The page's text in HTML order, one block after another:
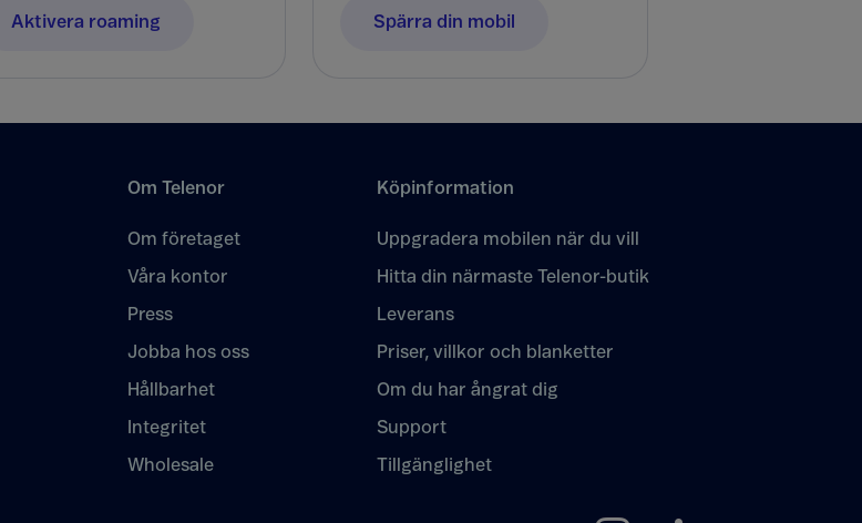
Aktivera roaming Spärra din mobil
Om Telenor
Om företaget
Våra kontor
Press
Jobba hos oss
Hållbarhet
Integritet
Wholesale
Köpinformation
Uppgradera mobilen när du vill
Hitta din närmaste Telenor-butik
Leverans
Priser, villkor och blanketter
Om du har ångrat dig
Support
Tillgänglighet